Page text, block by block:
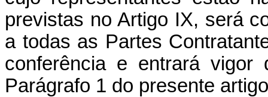
previstas no Artigo IX, será
a todas as Partes
conferência e entrará
Parágrafo 1 do presente